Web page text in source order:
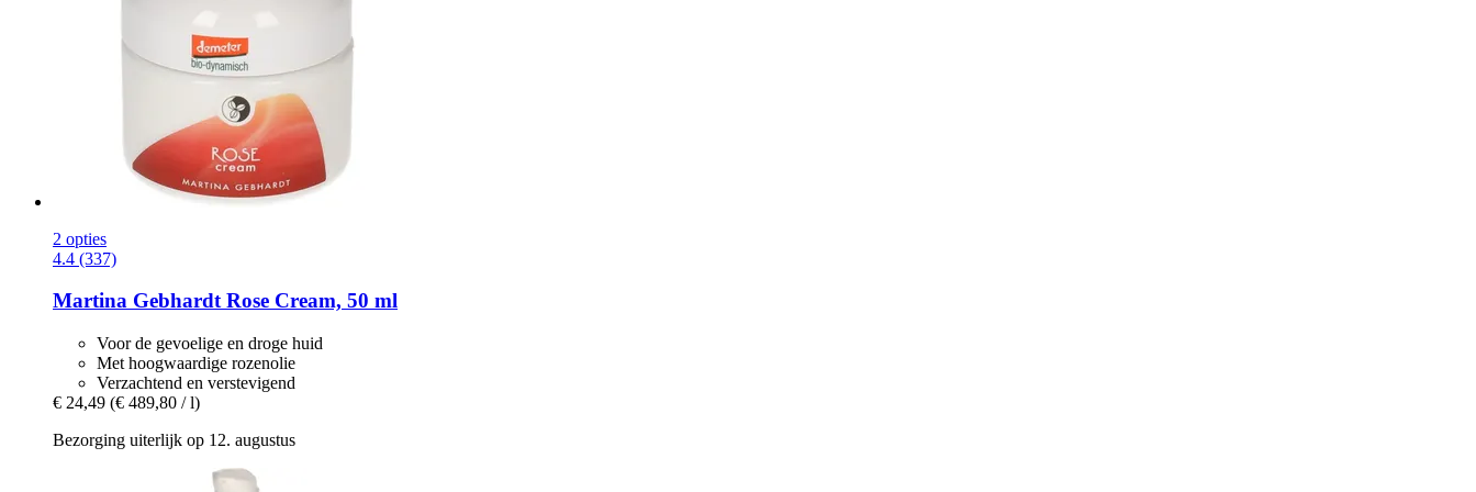
2 opties
4.4 (337)
Martina GebhardtRose Cream, 50 ml
Voor de gevoelige en droge huid
Met hoogwaardige rozenolie
Verzachtend en verstevigend
€ 24,49 (€ 489,80 / l)
Bezorging uiterlijk op 12. augustus